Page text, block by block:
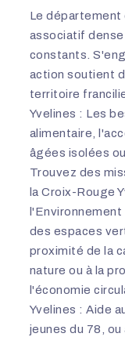
Le département
associatif
constants.
action soutient
territoire
Yvelines : Les
alimentaire,
âgées isolées
Trouvez des
la Croix-Rouge
l'Environnement
des espaces
proximité de la
nature ou à la
l'économie
Yvelines : Aide
jeunes du 78,